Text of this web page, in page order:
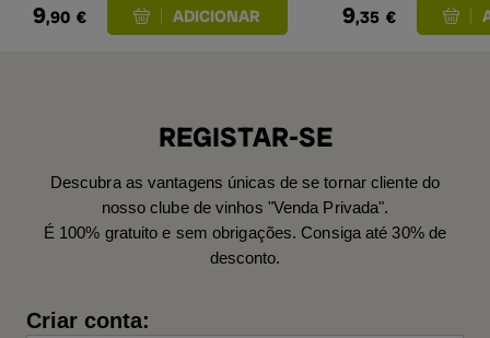
9,90 € 9,35 €
REGISTAR-SE
Descubra as vantagens únicas de se tornar cliente do
nosso clube de vinhos "Venda Privada".
É 100% gratuito e sem obrigações. Consiga até 30% de
desconto.
Criar conta: